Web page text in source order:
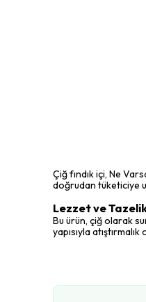
Çiğ fındık içi, Ne
doğrudan tüketiciye
Lezzet ve
Bu ürün, çiğ olarak
yapısıyla